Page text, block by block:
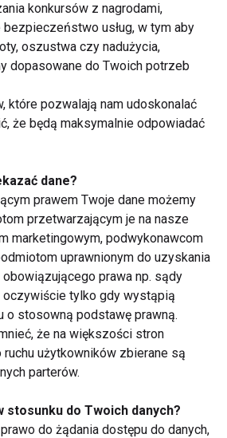
rarytasem i darem „na
czasem stały się stałym
świątecznych. Ich sezon
grudzień, dlatego tak mocno
Bożego Narodzenia.
z nas nie wyobraża sobie
– mały owoc o
połączenie przyjemności i
i ciepłych wspomnień
konkursów z nagrodami,
usług, w tym aby
oszustwa czy nadużycia,
dopasowane do Twoich potrzeb
które pozwalają nam udoskonalać
że będą maksymalnie odpowiadać
dane?
prawem Twoje dane możemy
przetwarzającym je na nasze
marketingowym, podwykonawcom
uprawnionym do uzyskania
prawa np. sądy
oczywiście tylko gdy wystąpią
o stosowną podstawę prawną.
że na większości stron
ruchu użytkowników zbierane są
parterów.
stosunku do Twoich danych?
do żądania dostępu do danych,